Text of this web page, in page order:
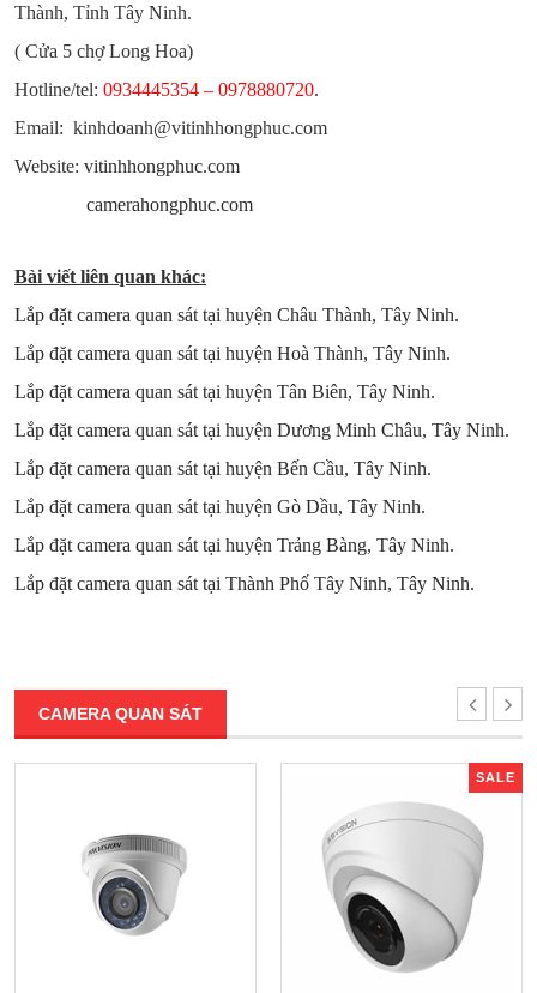
Thành, Tỉnh Tây Ninh.
( Cửa 5 chợ Long Hoa)
Hotline/tel: 0934445354 – 0978880720.
Email: kinhdoanh@vitinhhongphuc.com
Website: vitinhhongphuc.com
camerahongphuc.com
Bài viết liên quan khác:
Lắp đặt camera quan sát tại huyện Châu Thành, Tây Ninh.
Lắp đặt camera quan sát tại huyện Hoà Thành, Tây Ninh.
Lắp đặt camera quan sát tại huyện Tân Biên, Tây Ninh.
Lắp đặt camera quan sát tại huyện Dương Minh Châu, Tây Ninh.
Lắp đặt camera quan sát tại huyện Bến Cầu, Tây Ninh.
Lắp đặt camera quan sát tại huyện Gò Dầu, Tây Ninh.
Lắp đặt camera quan sát tại huyện Trảng Bàng, Tây Ninh.
Lắp đặt camera quan sát tại Thành Phố Tây Ninh, Tây Ninh.
CAMERA QUAN SÁT
SALE